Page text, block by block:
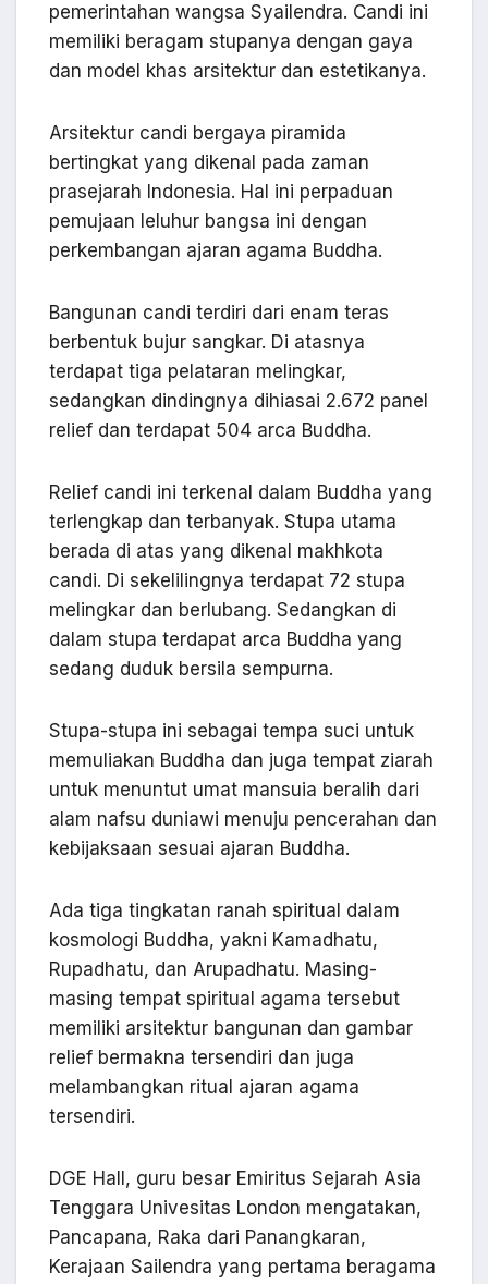
pemerintahan wangsa Syailendra. Candi ini
memiliki beragam stupanya dengan gaya
dan model khas arsitektur dan estetikanya.
Arsitektur candi bergaya piramida
bertingkat yang dikenal pada zaman
prasejarah Indonesia. Hal ini perpaduan
pemujaan leluhur bangsa ini dengan
perkembangan ajaran agama Buddha.
Bangunan candi terdiri dari enam teras
berbentuk bujur sangkar. Di atasnya
terdapat tiga pelataran melingkar,
sedangkan dindingnya dihiasai 2.672 panel
relief dan terdapat 504 arca Buddha.
Relief candi ini terkenal dalam Buddha yang
terlengkap dan terbanyak. Stupa utama
berada di atas yang dikenal makhkota
candi. Di sekelilingnya terdapat 72 stupa
melingkar dan berlubang. Sedangkan di
dalam stupa terdapat arca Buddha yang
sedang duduk bersila sempurna.
Stupa-stupa ini sebagai tempa suci untuk
memuliakan Buddha dan juga tempat ziarah
untuk menuntut umat mansuia beralih dari
alam nafsu duniawi menuju pencerahan dan
kebijaksaan sesuai ajaran Buddha.
Ada tiga tingkatan ranah spiritual dalam
kosmologi Buddha, yakni Kamadhatu,
Rupadhatu, dan Arupadhatu. Masing-
masing tempat spiritual agama tersebut
memiliki arsitektur bangunan dan gambar
relief bermakna tersendiri dan juga
melambangkan ritual ajaran agama
tersendiri.
DGE Hall, guru besar Emiritus Sejarah Asia
Tenggara Univesitas London mengatakan,
Pancapana, Raka dari Panangkaran,
Kerajaan Sailendra yang pertama beragama